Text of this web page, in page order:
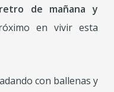
de mañana y
en vivir esta
con ballenas y